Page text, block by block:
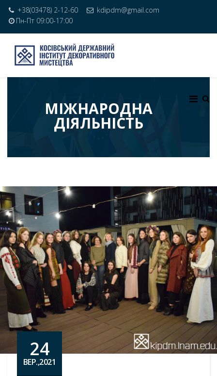
+38(03478) 2-12-60
kdipdm@gmail.com
Пн-Пт 09:00-17:00
МІЖНАРОДНА
ДІЯЛЬНІСТЬ
24
ВЕР.,2021